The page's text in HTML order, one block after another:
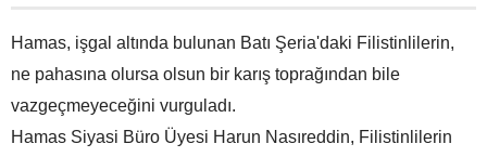
Hamas, işgal altında bulunan Batı Şeria'daki Filistinlilerin,
ne pahasına olursa olsun bir karış toprağından bile
vazgeçmeyeceğini vurguladı.
Hamas Siyasi Büro Üyesi Harun Nasıreddin, Filistinlilerin